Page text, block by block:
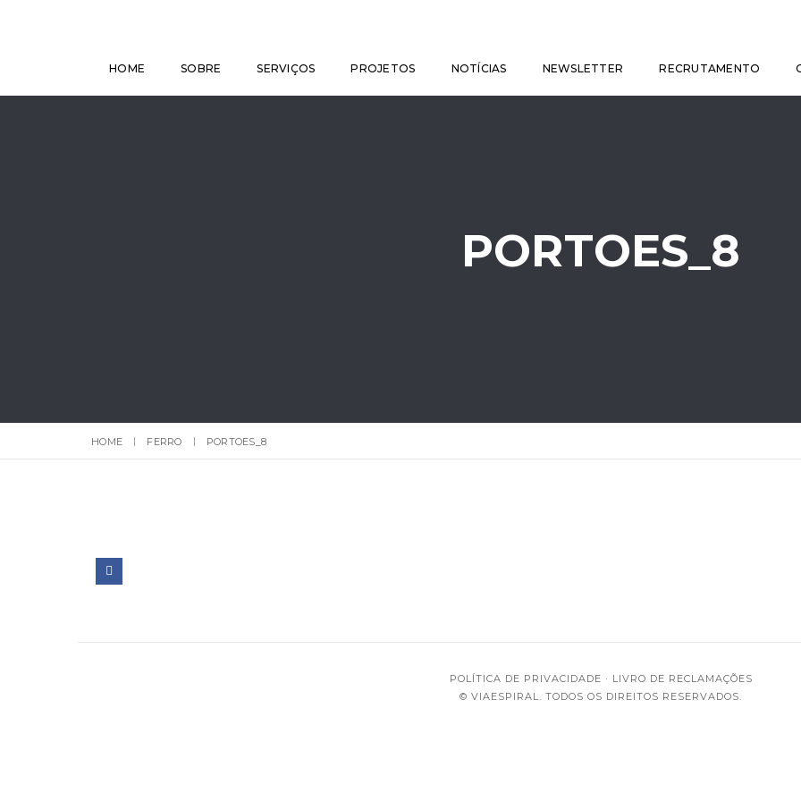
HOME SOBRE SERVIÇOS PROJETOS NOTÍCIAS NEWSLETTER RECRUTAMENTO
PORTOES_8
HOME FERRO PORTOES_8
POLÍTICA DE PRIVACIDADE · LIVRO DE RECLAMAÇÕES
© VIAESPIRAL. TODOS OS DIREITOS RESERVADOS.